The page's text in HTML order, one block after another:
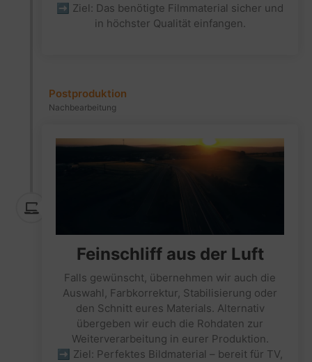
➡ Ziel: Das benötigte Filmmaterial sicher und
in höchster Qualität einfangen.
Postproduktion
Nachbearbeitung
Feinschliff aus der Luft
Falls gewünscht, übernehmen wir auch die
Auswahl, Farbkorrektur, Stabilisierung oder
den Schnitt eures Materials. Alternativ
übergeben wir euch die Rohdaten zur
Weiterverarbeitung in eurer Produktion.
➡ Ziel: Perfektes Bildmaterial – bereit für TV,